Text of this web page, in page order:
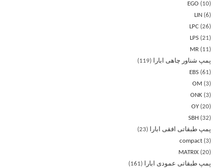
EGO
10
LIN
6
LPC 26
LPS 21
MR
11
پمپ شناور چاهی ابارا
119
EBS 61
OM
3
ONK 3
OY 20
SBH
32
پمپ طبقاتی افقی ابارا
23
compact 3
MATRIX 20
پمپ طبقاتی عمودی ابارا
161